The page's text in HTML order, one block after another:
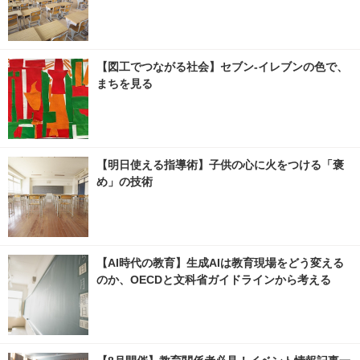
【図工でつながる社会】セブン‐イレブンの色で、
まちを見る
【明日使える指導術】子供の心に火をつける「褒
め」の技術
【AI時代の教育】生成AIは教育現場をどう変える
のか、OECDと文科省ガイドラインから考える